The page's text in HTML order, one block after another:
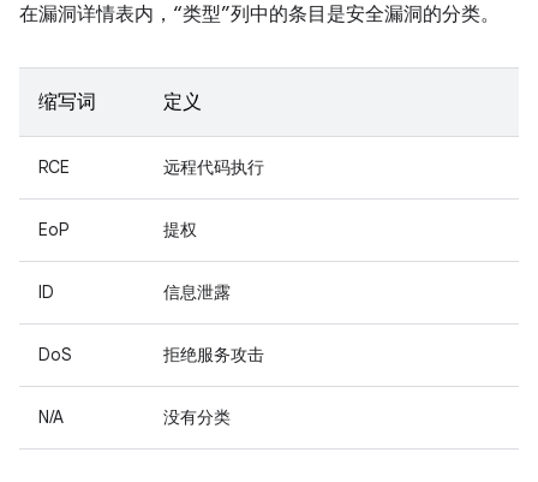
在漏洞详情表内，“类型”列中的条目是安全漏洞的分类。
缩写词 定义
RCE 远程代码执行
EoP 提权
ID 信息泄露
DoS 拒绝服务攻击
N/A 没有分类